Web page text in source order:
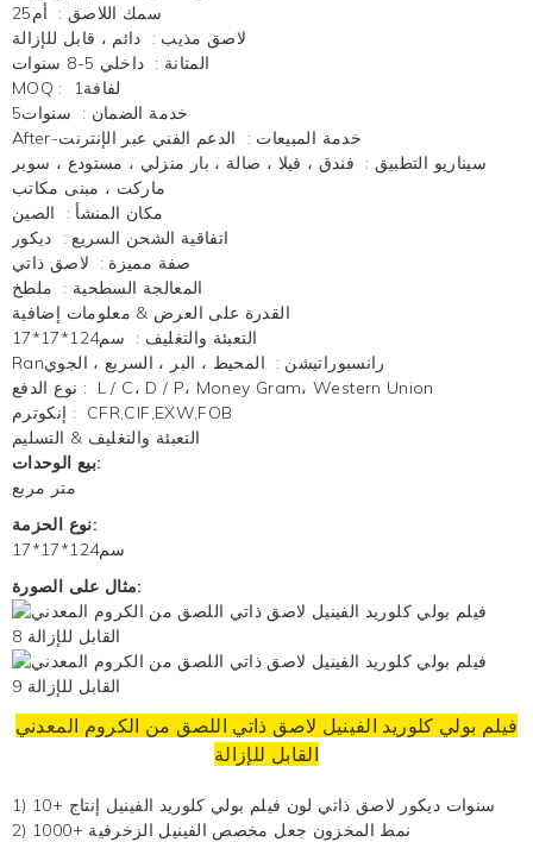
سمك اللاصق :
أم25
لاصق مذيب :
دائم ، قابل للإزالة
المتانة : داخلي 5-8 سنوات
MOQ :
لفافة1
خدمة الضمان :
سنوات5
After-خدمة المبيعات :
الدعم الفني عبر الإنترنت
سيناريو التطبيق :
فندق ، فيلا ، صالة ، بار منزلي ، مستودع ، سوبر
ماركت ، مبنى مكاتب
مكان المنشأ :
الصين
اتفاقية الشحن السريع :
ديكور
صفة مميزة :
لاصق ذاتي
المعالجة السطحية :
ملطخ
القدرة على العرض & معلومات إضافية
التعبئة والتغليف :
سم124*17*17
Ranرانسبوراتيشن :
المحيط ، البر ، السريع ، الجوي
:
L / C، D / P، Money Gram، Western Union
:
CFR,CIF,EXW,FOB
التعبئة والتغليف & التسليم
بيع الوحدات:
متر مربع
نوع الحزمة:
سم124*17*17
مثال على الصورة:
فيلم بولي كلوريد الفينيل لاصق ذاتي اللصق من الكروم المعدني
القابل للإزالة
1) 10+ سنوات ديكور لاصق ذاتي لون فيلم بولي كلوريد الفينيل إنتاج
2) 1000+ نمط المخزون جعل مخصص الفينيل الزخرفية